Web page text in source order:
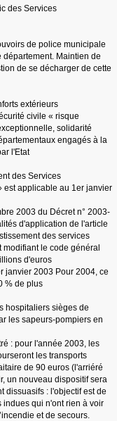
des Services
de police municipale
département. Maintien de
de se décharger de cette
extérieurs
civile « risque
solidarité
engagés à la
l'Etat
des Services
est applicable au 1er janvier
2003 du Décret n° 2003-
d'application de l'article
des services
le code général
d'euros
janvier 2003 Pour 2004, ce
% de plus
hospitaliers sièges de
les sapeurs-pompiers en
: pour l'année 2003, les
les transports
de 90 euros (l'arriéré
un nouveau dispositif sera
dissuasifs : l'objectif est de
indues qui n'ont rien à voir
et de secours.